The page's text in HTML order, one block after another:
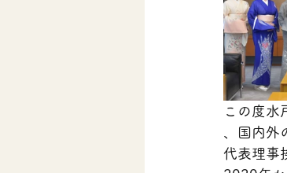
この度水
、国内
代表理事